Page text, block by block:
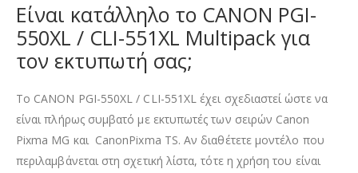
Είναι κατάλληλο το CANON PGI-
550XL / CLI-551XL Multipack για
τον εκτυπωτή σας;
Το CANON PGI-550XL / CLI-551XL έχει σχεδιαστεί ώστε να
είναι πλήρως συμβατό με εκτυπωτές των σειρών Canon
Pixma MG και CanonPixma TS. Αν διαθέτετε μοντέλο που
περιλαμβάνεται στη σχετική λίστα, τότε η χρήση του είναι